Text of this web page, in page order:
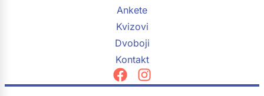
Ankete
Kvizovi
Dvoboji
Kontakt